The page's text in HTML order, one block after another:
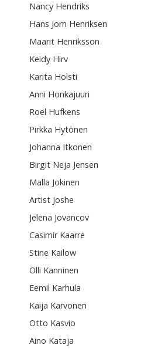
Nancy Hendriks
Hans Jorn Henriksen
Maarit Henriksson
Keidy Hirv
Karita Holsti
Anni Honkajuuri
Roel Hufkens
Pirkka Hytönen
Johanna Itkonen
Birgit Neja Jensen
Malla Jokinen
Artist Joshe
Jelena Jovancov
Casimir Kaarre
Stine Kailow
Olli Kanninen
Eemil Karhula
Kaija Karvonen
Otto Kasvio
Aino Kataja